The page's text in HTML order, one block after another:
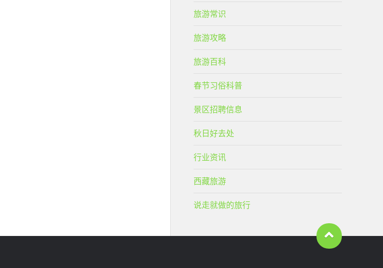
旅游常识
旅游攻略
旅游百科
春节习俗科普
景区招聘信息
秋日好去处
行业资讯
西藏旅游
说走就做的旅行